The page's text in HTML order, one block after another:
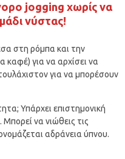
jogging χωρίς να
νύστας!
στη ρόμπα και την
καφέ) για να αρχίσει να
για να μπορέσουν
Υπάρχει επιστημονική
να νιώθεις τις
αδράνεια ύπνου.